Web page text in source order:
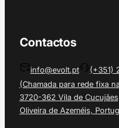
Contactos
info@evolt.pt
(+351)
(Chamada para rede fixa
3720-362 Vila de Cucujães
Oliveira de Azeméis,